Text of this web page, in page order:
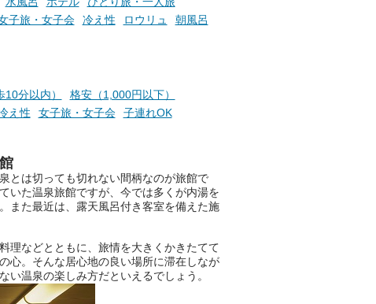
子旅・女子会 冷え性 ロウリュ
朝風呂
分以内）
格安（1,000円以下）
え性 女子旅・女子会
子連れOK
とは切っても切れない間柄なのが旅館で
いた温泉旅館ですが、今では多くが内湯を
また最近は、露天風呂付き客室を備えた施
理などとともに、旅情を大きくかきたてて
心。そんな居心地の良い場所に滞在しなが
い温泉の楽しみ方だといえるでしょう。